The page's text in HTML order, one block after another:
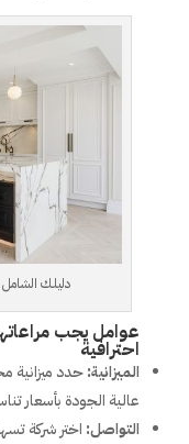
دليلك
عوامل يجب
احترافية
الميزانية:حدد
عالية الجودة بأسعار
التواصل: اختر شركة